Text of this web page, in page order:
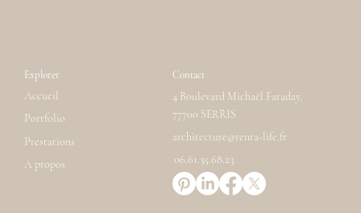
Explorer
Accueil
Prestations
Portfolio
A propos
Contact
4 Boulevard Michaël Faraday,
77700 SERRIS
architecture@renta-life.fr
06.61.35.68.23